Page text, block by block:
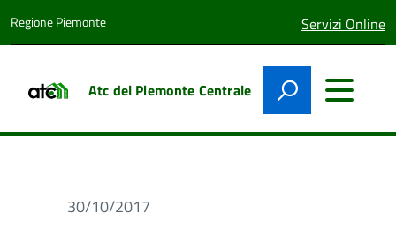
Regione Piemonte lingua
attiva:
Servizi Online
Atc del Piemonte Centrale
30/10/2017